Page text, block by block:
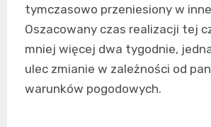
tymczasowo przeniesiony w
Oszacowany czas realizacji tej
mniej więcej dwa tygodnie,
ulec zmianie w zależności od
warunków pogodowych.